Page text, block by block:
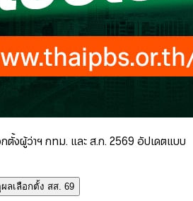
งผู้ว่าฯ กทม. และ ส.ก. 2569 อัปเดตแบบ
ลเลือกตั้ง สส. 69